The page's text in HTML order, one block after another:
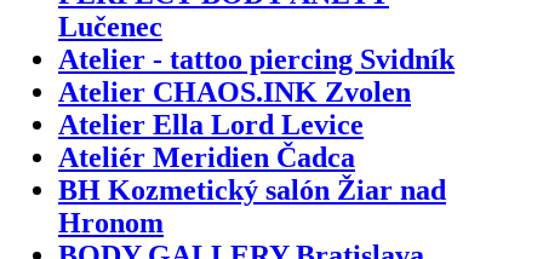
Lučenec
Atelier - tattoo piercing Svidník
Atelier CHAOS.INK Zvolen
Atelier Ella Lord Levice
Ateliér Meridien Čadca
BH Kozmetický salón Žiar nad
Hronom